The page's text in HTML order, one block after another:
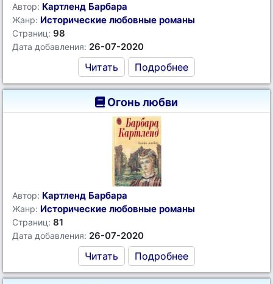
Автор: Картленд Барбара
Жанр: Исторические любовные романы
Страниц: 98
Дата добавления: 26-07-2020
Читать Подробнее
Огонь любви
Автор: Картленд Барбара
Жанр: Исторические любовные романы
Страниц: 81
Дата добавления: 26-07-2020
Читать Подробнее